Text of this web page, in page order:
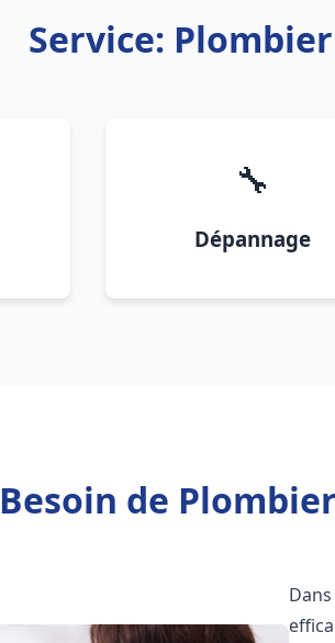
Service:
🔧
Dépannage
Besoin de